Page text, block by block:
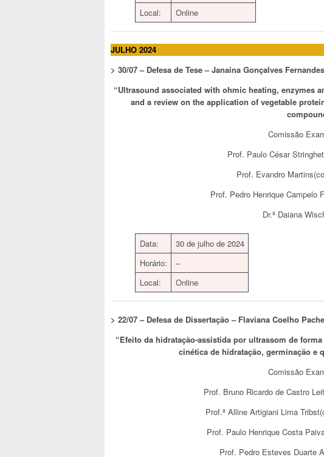
Local:
Online
JULHO 2024
> 30/07 – Defesa de Tese –Janaina Gonçalves Fernandes
“Ultrasound associated with ohmic heating, enzymes
and a review on the application of vegetable
Comissão
Prof. Paulo César
Prof. Evandro
Prof. Pedro Henrique Campelo
Dr.ª Daiana
Data:
30 de julho de 2024
Horário:
–
Local:
Online
> 22/07 – Defesa de Dissertação – Flaviana Coelho
“Efeito da hidratação-assistida por ultrassom de
cinética de hidratação, germinação e
Comissão
Prof. Bruno Ricardo de Castro
Prof.ª Alline Artigiani Lima
Prof. Paulo Henrique Costa
Prof. Pedro Esteves Duarte